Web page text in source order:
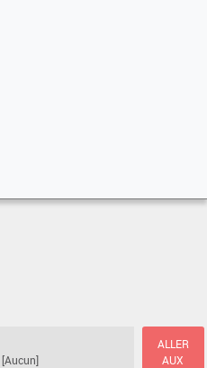
[Aucun]
ALLER
AUX